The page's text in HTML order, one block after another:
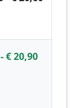
€ 20,90